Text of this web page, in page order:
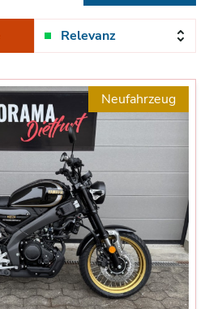
Relevanz
Neufahrzeug